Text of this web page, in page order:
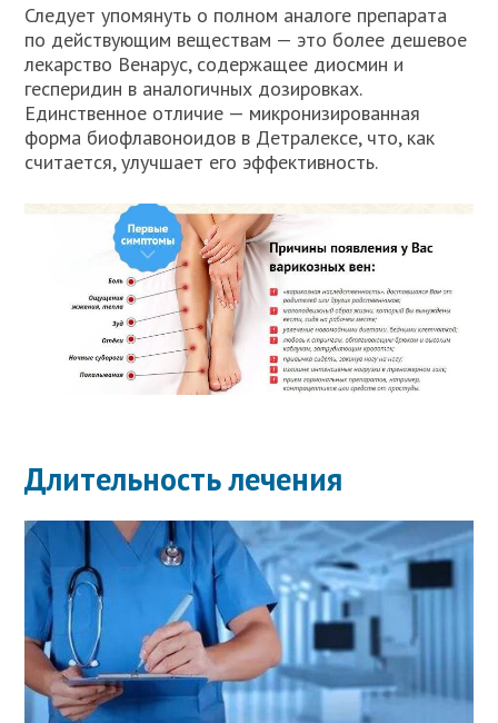
Следует упомянуть о полном аналоге препарата
по действующим веществам — это более дешевое
лекарство Венарус, содержащее диосмин и
гесперидин в аналогичных дозировках.
Единственное отличие — микронизированная
форма биофлавоноидов в Детралексе, что, как
считается, улучшает его эффективность.
Длительность лечения